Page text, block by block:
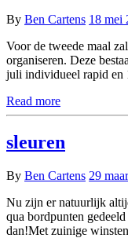
By Ben Cartens 18 mei
Voor de tweede maal
organiseren. Deze
juli individueel rapid
Read more
sleuren
By Ben Cartens 29
Nu zijn er natuurlijk
qua bordpunten
dan!Met zuinige